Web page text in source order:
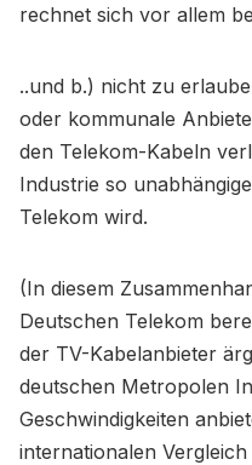
rechnet sich vor allem
..und b.) nicht zu
oder kommunale
den Telekom-Kabeln
Industrie so
Telekom wird.
(In diesem
Deutschen Telekom
der TV-Kabelanbieter
deutschen Metropolen
Geschwindigkeiten
internationalen